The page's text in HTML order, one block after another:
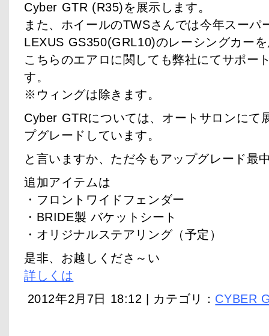
Cyber GTR (R35)を展示します。
また、ホイールのTWSさんでは今年スーパ
LEXUS GS350(GRL10)のレーシングカー
こちらのエアロに関しても弊社にてサポー
す。
※ウィングは除きます。
Cyber GTRについては、オートサロンにて
プグレードしています。
と言いますか、ただ今もアップグレード最
追加アイテムは
・フロントワイドフェンダー
・BRIDE製 バケットシート
・オリジナルステアリング（予定）
是非、お越しくださ～い
詳しくは
2012年2月7日 18:12 | カテゴリ： CYBER